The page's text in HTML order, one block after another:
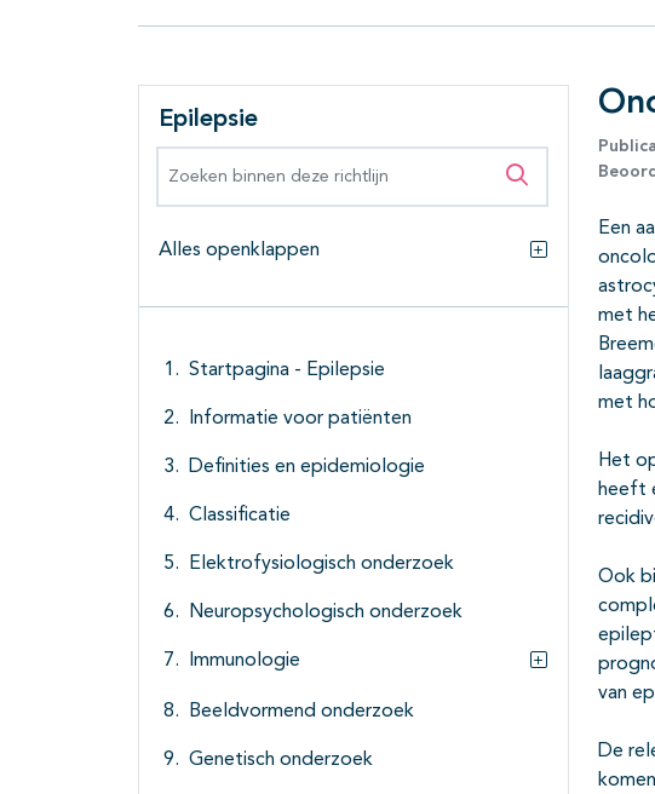
Epilepsie
Zoeken
Alles openklappen
Alles
Startpagina - Epilepsie
Informatie voor patiënten
Definities en epidemiologie
Classificatie
Elektrofysiologisch onderzoek
Neuropsychologisch onderzoek
Immunologie
Beeldvormend onderzoek
Genetisch onderzoek
Een
met
met
Het
heeft
Ook
van
De